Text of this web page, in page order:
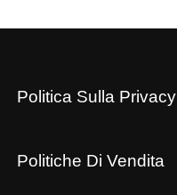
Politica Sulla
Politiche Di Vendita